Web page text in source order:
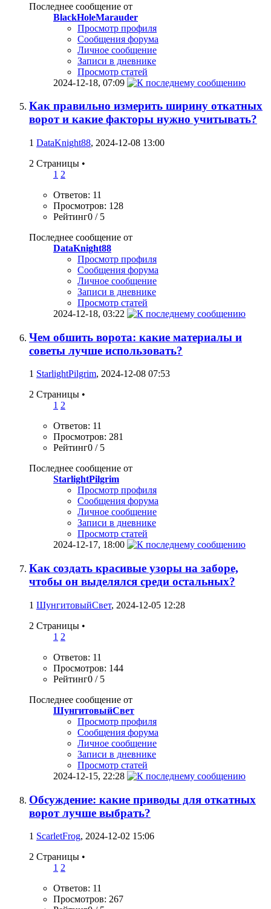
Последнее сообщение от
BlackHoleMarauder
Просмотр профиля
Сообщения форума
Личное сообщение
Записи в дневнике
Просмотр статей
2024-12-18, 07:09
Как правильно измерить ширину откатных
ворот и какие факторы нужно учитывать?
1 DataKnight88, 2024-12-08 13:00
2 Страницы •
1 2
Ответов: 11
Просмотров: 128
Рейтинг0 / 5
Последнее сообщение от
DataKnight88
Просмотр профиля
Сообщения форума
Личное сообщение
Записи в дневнике
Просмотр статей
2024-12-18, 03:22
Чем обшить ворота: какие материалы и
советы лучше использовать?
1 StarlightPilgrim, 2024-12-08 07:53
2 Страницы •
1 2
Ответов: 11
Просмотров: 281
Рейтинг0 / 5
Последнее сообщение от
StarlightPilgrim
Просмотр профиля
Сообщения форума
Личное сообщение
Записи в дневнике
Просмотр статей
2024-12-17, 18:00
Как создать красивые узоры на заборе,
чтобы он выделялся среди остальных?
1 ШунгитовыйСвет, 2024-12-05 12:28
2 Страницы •
1 2
Ответов: 11
Просмотров: 144
Рейтинг0 / 5
Последнее сообщение от
ШунгитовыйСвет
Просмотр профиля
Сообщения форума
Личное сообщение
Записи в дневнике
Просмотр статей
2024-12-15, 22:28
Обсуждение: какие приводы для откатных
ворот лучше выбрать?
1 ScarletFrog, 2024-12-02 15:06
2 Страницы •
1 2
Ответов: 11
Просмотров: 267